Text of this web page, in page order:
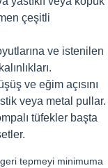
çeşitli
ve istenilen
ve eğim açısını
veya metal pullar.
tüfekler başta
tepmeyi minimuma